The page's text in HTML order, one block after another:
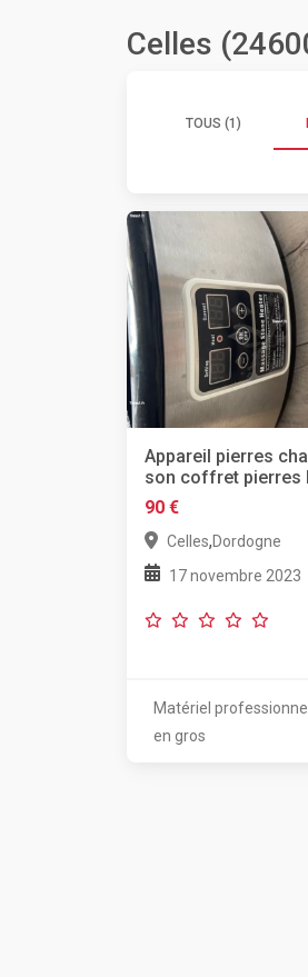
Celles
TOUS (1)
Appareil pierres
son coffret pierres
90 €
Celles,Dordogne
17 novembre 2023
Matériel
en gros